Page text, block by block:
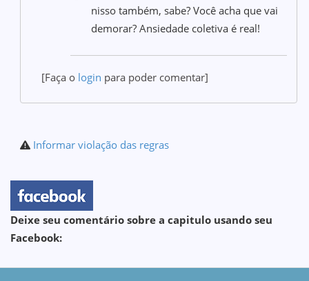
nisso também, sabe? Você acha que vai
demorar? Ansiedade coletiva é real!
[Faça o login para poder comentar]
Informar violação das regras
Deixe seu comentário sobre a capitulo usando seu
Facebook: